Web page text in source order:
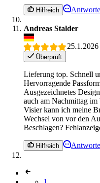
Hilfreich
Andreas Stalder
25.1.2026
Überprüft
Lieferung top. Schnell
Hervorragende
Ausgezeichnetes
auch am Nachmittag
Visier kann ich meine
Wechsel von vor den
Beschlagen?
Hilfreich